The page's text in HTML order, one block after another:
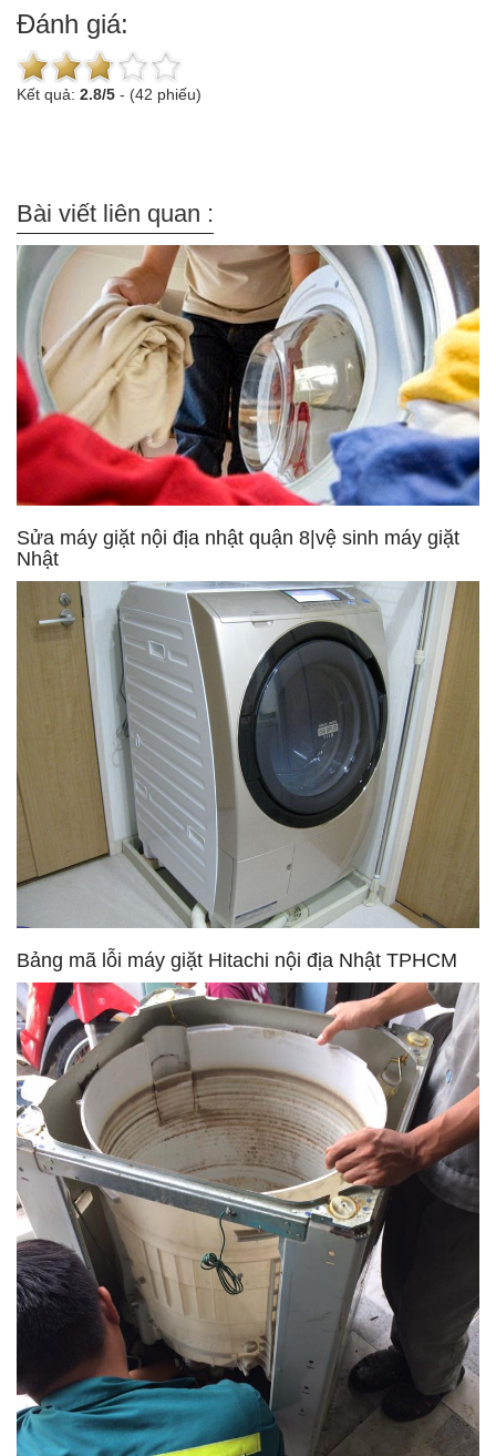
Đánh giá:
Kết quả: 2.8/5 - (42 phiếu)
Bài viết liên quan :
Sửa máy giặt nội địa nhật quận 8|vệ sinh máy giặt
Nhật
Bảng mã lỗi máy giặt Hitachi nội địa Nhật TPHCM